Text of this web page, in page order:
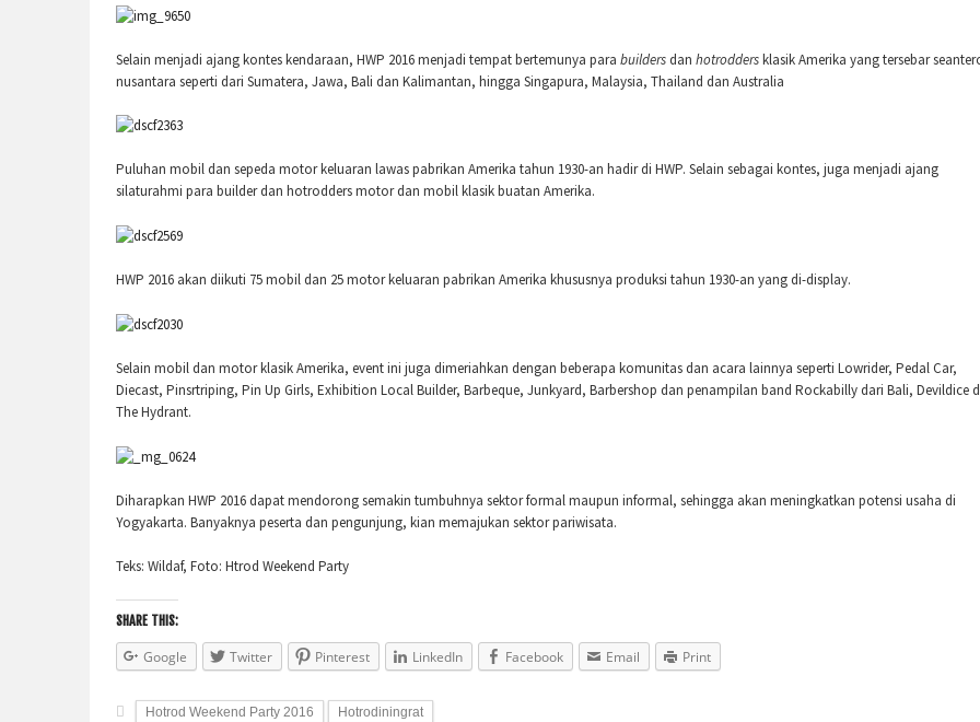
Selain menjadi ajang kontes kendaraan, HWP 2016 menjadi tempat bertemunya para buildersdan hotroddersklasik Amerika yang tersebar
nusantara seperti dari Sumatera, Jawa, Bali dan Kalimantan, hingga Singapura, Malaysia, Thailand dan Australia
Puluhan mobil dan sepeda motor keluaran lawas pabrikan Amerika tahun 1930-an hadir di HWP. Selain sebagai kontes, juga menjadi ajang
silaturahmi para builder dan hotrodders motor dan mobil klasik buatan Amerika.
HWP 2016 akan diikuti 75 mobil dan 25 motor keluaran pabrikan Amerika khususnya produksi tahun 1930-an yang di-display.
Selain mobil dan motor klasik Amerika, event ini juga dimeriahkan dengan beberapa komunitas dan acara lainnya seperti Lowrider, Pedal Car,
Diecast, Pinsrtriping, Pin Up Girls, Exhibition Local Builder, Barbeque, Junkyard, Barbershop dan penampilan band Rockabilly dari Bali, Devildice
The Hydrant.
Diharapkan HWP 2016 dapat mendorong semakin tumbuhnya sektor formal maupun informal, sehingga akan meningkatkan potensi usaha di
Yogyakarta. Banyaknya peserta dan pengunjung, kian memajukan sektor pariwisata.
Teks: Wildaf, Foto: Htrod Weekend Party
SHARE THIS:
Google Twitter Pinterest LinkedIn Facebook Email Print
Hotrod Weekend Party 2016 Hotrodiningrat